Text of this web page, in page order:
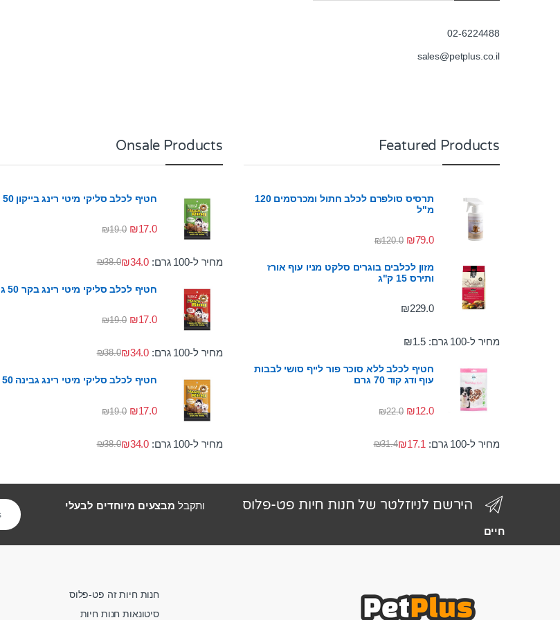
02-6224488
sales@petplus.co.il
Featured Products
תרסיס סולפרם לכלב חתול ומכרסמים 120
מ"ל
₪79.0
₪120.0
מזון לכלבים בוגרים סלקט מניו עוף אורז
ותירס 15 ק"ג
₪229.0
מחיר ל-100 גרם: ₪1.5
חטיף לכלב ללא סוכר פור לייף סושי לבבות
עוף ודג קוד 70 גרם
₪12.0
₪22.0
מחיר ל-100 גרם: ₪31.4₪17.1
Onsale Products
חטיף לכלב סליקי מיטי רינג בייקון 50 גרם*
₪17.0
₪19.0
מחיר ל-100 גרם: ₪38.0₪34.0
חטיף לכלב סליקי מיטי רינג בקר 50 גרם*
₪17.0
₪19.0
מחיר ל-100 גרם: ₪38.0₪34.0
חטיף לכלב סליקי מיטי רינג גבינה 50 גרם**
₪17.0
₪19.0
מחיר ל-100 גרם: ₪38.0₪34.0
הירשם לניוזלטר של חנות חיות פט-פלוס ותקבל מבצעים מיוחדים לבעלי
חיים
חנות חיות זה פט-פלוס
סיטונאות חנות חיות